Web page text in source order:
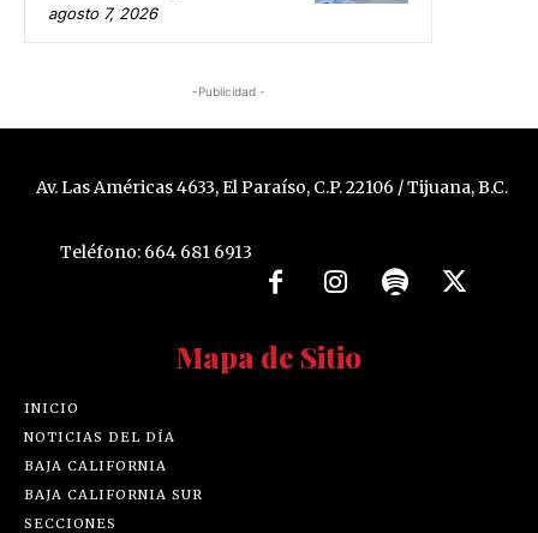
agosto 7, 2026
-Publicidad -
Av. Las Américas 4633, El Paraíso, C.P. 22106 / Tijuana, B.C.
Teléfono: 664 681 6913
Mapa de Sitio
INICIO
NOTICIAS DEL DÍA
BAJA CALIFORNIA
BAJA CALIFORNIA SUR
SECCIONES